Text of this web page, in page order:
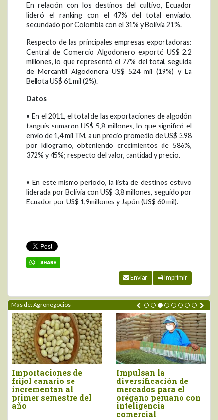
En relación con los destinos del cultivo, Ecuador
lideró el ranking con el 47% del total enviado,
secundado por Colombia con el 31% y Bolivia 21%.
Respecto de las principales empresas exportadoras:
Central de Comercio Algodonero exportó US$ 2,2
millones, lo que representó el 77% del total, seguida
de Mercantil Algodonera US$ 524 mil (19%) y La
Bellota US$ 61 mil (2%).
Datos
• En el 2011, el total de las exportaciones de algodón
tanguis sumaron US$ 5,8 millones, lo que significó el
envío de 1,4 mil TM, a un precio promedio de US$ 3.98
por kilogramo, obteniendo crecimientos de 586%,
372% y 45%; respecto del valor, cantidad y precio.
• En este mismo periodo, la lista de destinos estuvo
liderada por Bolivia con US$ 3,8 millones, seguido por
Ecuador por US$ 1,9millones y Japón (US$ 60 mil).
Enviar Imprimir
Más de: Agronegocios
Importaciones de
frijol canario se
incrementan al
primer semestre del
año
Impulsan la
diversificación de
mercados para el
orégano peruano con
inteligencia
comercial